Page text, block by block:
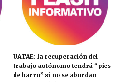
UATAE: la recuperación del
trabajo autónomo tendrá “pies
de barro” si no se abordan